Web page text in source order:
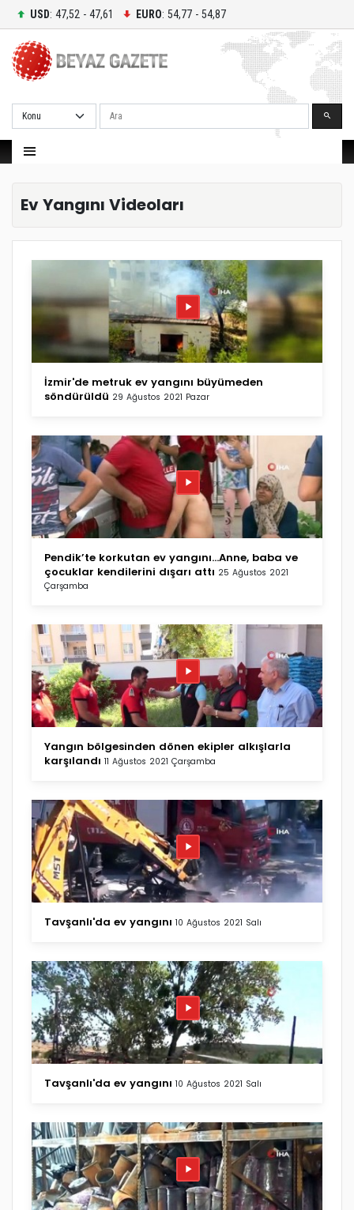
USD: 47,52 - 47,61 EURO: 54,77 - 54,87
Ara
Ev Yangını Videoları
İzmir'de metruk ev yangını büyümeden
söndürüldü 29 Ağustos 2021 Pazar
Pendik’te korkutan ev yangını...Anne, baba ve
çocuklar kendilerini dışarı attı 25 Ağustos 2021
Çarşamba
Yangın bölgesinden dönen ekipler alkışlarla
karşılandı 11 Ağustos 2021 Çarşamba
Tavşanlı'da ev yangını 10 Ağustos 2021 Salı
Tavşanlı'da ev yangını 10 Ağustos 2021 Salı